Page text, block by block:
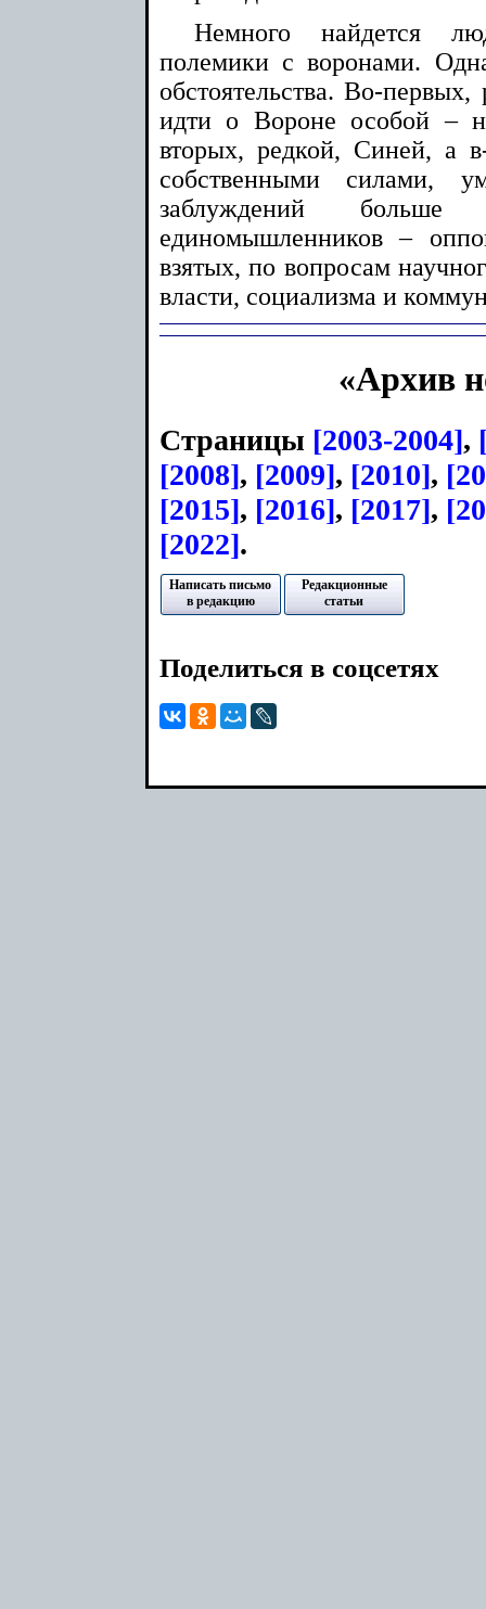
Немного найдется
полемики с воронами.
обстоятельства. Во-
идти о Вороне особой –
вторых, редкой, Синей, а
собственными силами,
заблуждений
единомышленников –
взятых, по вопросам
власти, социализма и
«Архив
Страницы [2003-2004],
[2008], [2009], [2010],
[2015], [2016], [2017],
[2022].
Написать письмо
в редакцию
Редакционные
статьи
Поделиться в соцсетях